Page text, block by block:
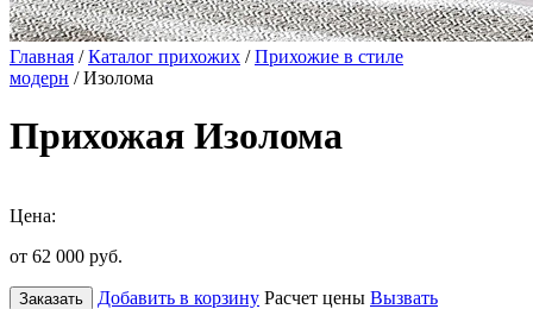
Главная /Каталог прихожих /Прихожие в стиле
модерн / Изолома
Прихожая Изолома
Цена:
от 62 000 руб.
Заказать Добавить в корзину Расчет цены Вызвать